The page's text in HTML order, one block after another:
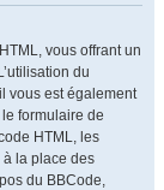
vous offrant un
du
vous est également
formulaire de
HTML, les
à la place des
du BBCode,